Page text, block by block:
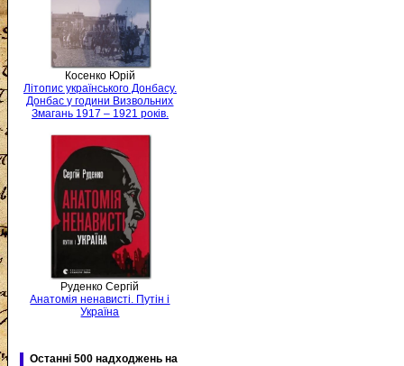
Косенко Юрій
Літопис українського Донбасу.
Донбас у години Визвольних
Змагань 1917 – 1921 років.
Руденко Сергій
Анатомія ненависті. Путін і
Україна
Останні 500 надходжень на